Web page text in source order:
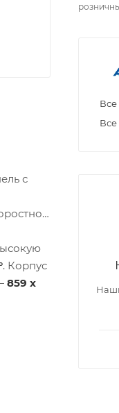
с
. Корпус
859 x
Все
Все